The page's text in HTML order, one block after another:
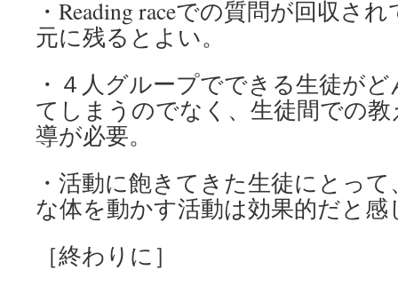
・Reading raceでの質問が回収さ
元に残るとよい。
・４人グループでできる生徒が
てしまうのでなく、生徒間での
導が必要。
・活動に飽きてきた生徒にとって
な体を動かす活動は効果的だと感
［終わりに］